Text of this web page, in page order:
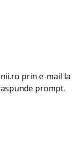
prin e-mail la
prompt.